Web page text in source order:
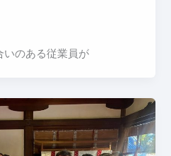
のある従業員が